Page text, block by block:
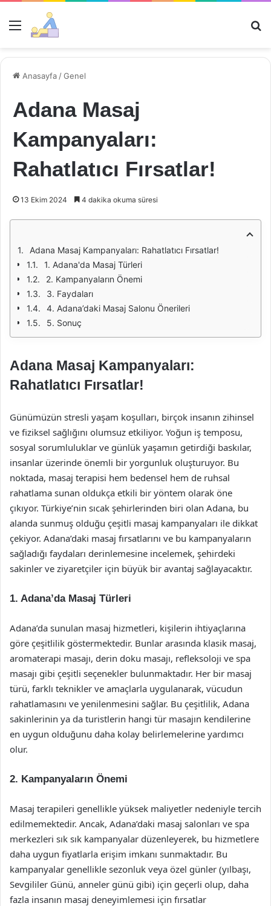
Menü
Anasayfa /Genel
Adana Masaj
Kampanyaları:
Rahatlatıcı Fırsatlar!
13 Ekim 2024 4 dakika okuma süresi
Adana Masaj Kampanyaları: Rahatlatıcı Fırsatlar!
1. Adana'da Masaj Türleri
2. Kampanyaların Önemi
3. Faydaları
4. Adana’daki Masaj Salonu Önerileri
5. Sonuç
Adana Masaj Kampanyaları:
Rahatlatıcı Fırsatlar!
Günümüzün stresli yaşam koşulları, birçok insanın zihinsel
ve fiziksel sağlığını olumsuz etkiliyor. Yoğun iş temposu,
sosyal sorumluluklar ve günlük yaşamın getirdiği baskılar,
insanlar üzerinde önemli bir yorgunluk oluşturuyor. Bu
noktada, masaj terapisi hem bedensel hem de ruhsal
rahatlama sunan oldukça etkili bir yöntem olarak öne
çıkıyor. Türkiye’nin sıcak şehirlerinden biri olan Adana, bu
alanda sunmuş olduğu çeşitli masaj kampanyaları ile dikkat
çekiyor. Adana’daki masaj fırsatlarını ve bu kampanyaların
sağladığı faydaları derinlemesine incelemek, şehirdeki
sakinler ve ziyaretçiler için büyük bir avantaj sağlayacaktır.
1. Adana’da Masaj Türleri
Adana’da sunulan masaj hizmetleri, kişilerin ihtiyaçlarına
göre çeşitlilik göstermektedir. Bunlar arasında klasik masaj,
aromaterapi masajı, derin doku masajı, refleksoloji ve spa
masajı gibi çeşitli seçenekler bulunmaktadır. Her bir masaj
türü, farklı teknikler ve amaçlarla uygulanarak, vücudun
rahatlamasını ve yenilenmesini sağlar. Bu çeşitlilik, Adana
sakinlerinin ya da turistlerin hangi tür masajın kendilerine
en uygun olduğunu daha kolay belirlemelerine yardımcı
olur.
2. Kampanyaların Önemi
Masaj terapileri genellikle yüksek maliyetler nedeniyle tercih
edilmemektedir. Ancak, Adana’daki masaj salonları ve spa
merkezleri sık sık kampanyalar düzenleyerek, bu hizmetlere
daha uygun fiyatlarla erişim imkanı sunmaktadır. Bu
kampanyalar genellikle sezonluk veya özel günler (yılbaşı,
Sevgililer Günü, anneler günü gibi) için geçerli olup, daha
fazla insanın masaj deneyimlemesi için fırsatlar